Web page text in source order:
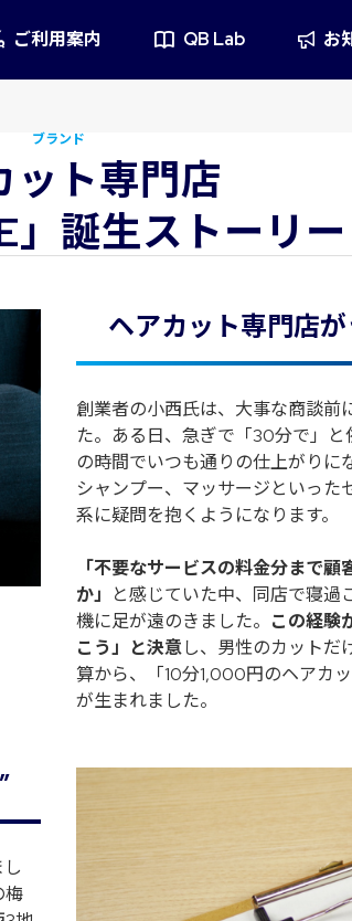
ご利用案内 QB Lab お
ブランド
ット専門店
」誕生ストーリー
ヘアカット専門店
創業者の小西氏は、大事な商談前
た。ある日、急ぎで「30分で」
の時間でいつも通りの仕上がりに
シャンプー、マッサージといった
系に疑問を抱くようになります。
「不要なサービスの料金分まで
か」
と感じていた中、同店で寝過
機に足が遠のきました。 この経験
こう」と決意し、男性のカットだ
算から、「10分1,000円のヘアカ
が生まれました。
梅